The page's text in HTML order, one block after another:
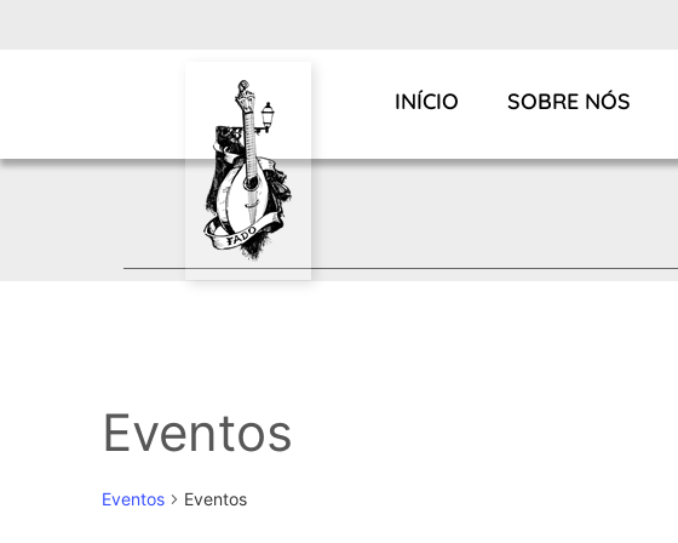
INÍCIO SOBRE NÓS
Eventos
Eventos Eventos